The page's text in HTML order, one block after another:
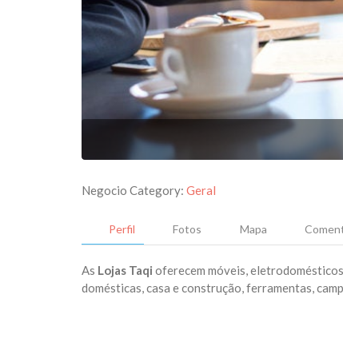
Negocio Category: Geral
Perfil Fotos Mapa
As Lojas Taqi oferecem móveis,
domésticas, casa e construção, ferramentas,